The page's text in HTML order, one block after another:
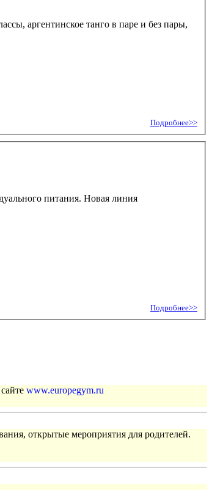
аргентинское танго в паре и без пары,
Подробнее>>
питания. Новая линия
Подробнее>>
www.europegym.ru
открытые мероприятия для родителей.